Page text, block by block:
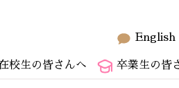
English
校生の皆さんへ 卒業生の皆